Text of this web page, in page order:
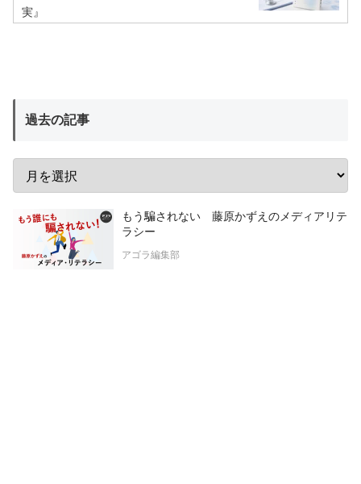
実』
過去の記事
もう騙されない 藤原かずえのメディアリテ
ラシー
アゴラ編集部